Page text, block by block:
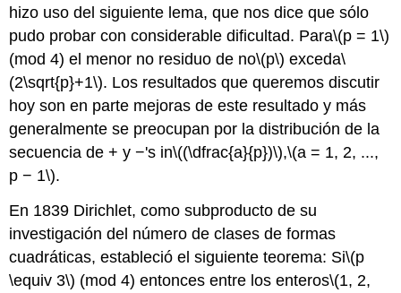
hizo uso del siguiente lema, que nos dice que sólo
pudo probar con considerable dificultad. Para\(p = 1\)
(mod 4) el menor no residuo de no\(p\) exceda\
(2\sqrt{p}+1\). Los resultados que queremos discutir
hoy son en parte mejoras de este resultado y más
generalmente se preocupan por la distribución de la
secuencia de + y −'s in\((\dfrac{a}{p})\),\(a = 1, 2, ...,
p − 1\).
En 1839 Dirichlet, como subproducto de su
investigación del número de clases de formas
cuadráticas, estableció el siguiente teorema: Si\(p
\equiv 3\) (mod 4) entonces entre los enteros\(1, 2,